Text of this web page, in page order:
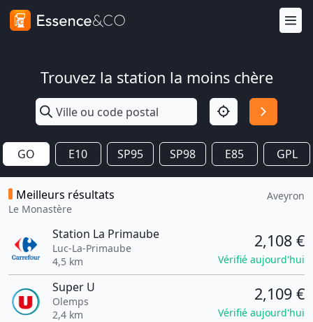
Trouvez la station la moins chère
GO E10 SP95 SP98 E85 GPL
Meilleurs résultats
Le Monastère
Aveyron
Station La Primaube
Luc-La-Primaube
4,5 km
2,108 €
Vérifié aujourd'hui
Super U
Olemps
2,4 km
2,109 €
Vérifié aujourd'hui